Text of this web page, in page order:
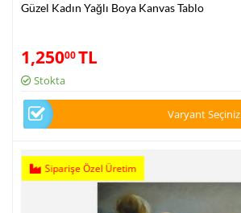
Güzel Kadın Yağlı Boya Kanvas Tablo
1,25000TL
Stokta
Varyant Seçiniz
Siparişe Özel Üretim